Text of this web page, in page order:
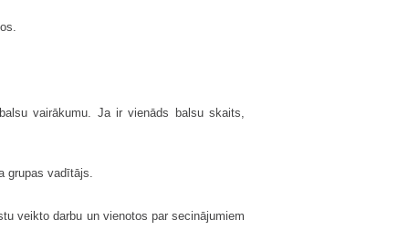
vairākumu. Ja ir vienāds balsu skaits,
grupas vadītājs.
veikto darbu un vienotos par secinājumiem